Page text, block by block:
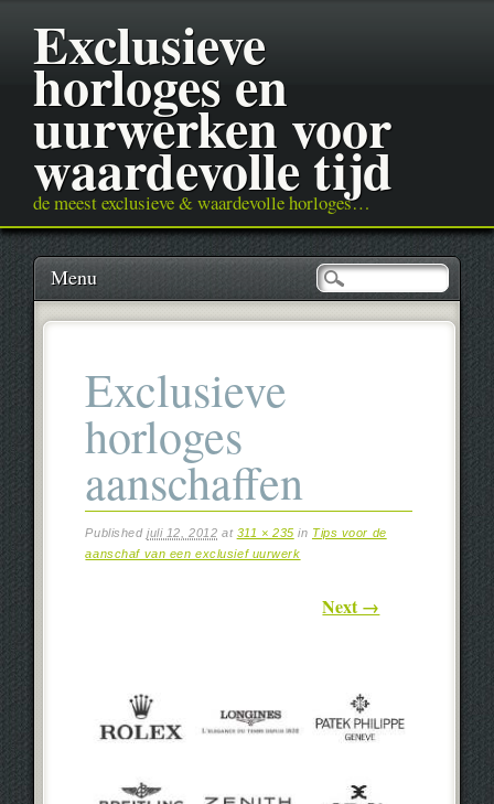
Exclusieve
horloges en
uurwerken voor
waardevolle tijd
de meest exclusieve & waardevolle horloges…
Main menu
Skip
content
Menu
Exclusieve
horloges
aanschaffen
Publishedjuli 12, 2012 at 311 × 235 in Tips voor de
aanschaf van een exclusief uurwerk
Next →